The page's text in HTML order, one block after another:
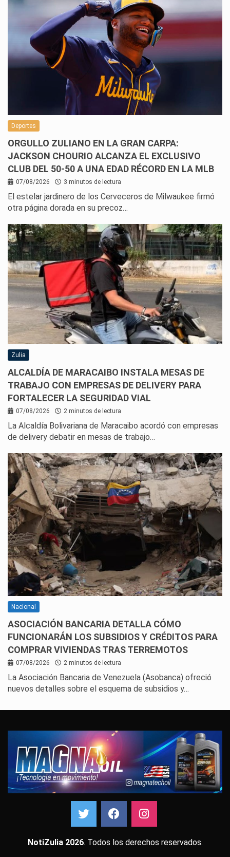
Deportes
ORGULLO ZULIANO EN LA GRAN CARPA:
JACKSON CHOURIO ALCANZA EL EXCLUSIVO
CLUB DEL 50-50 A UNA EDAD RÉCORD EN LA MLB
07/08/2026 3 minutos de lectura
El estelar jardinero de los Cerveceros de Milwaukee firmó
otra página dorada en su precoz…
Zulia
ALCALDÍA DE MARACAIBO INSTALA MESAS DE
TRABAJO CON EMPRESAS DE DELIVERY PARA
FORTALECER LA SEGURIDAD VIAL
07/08/2026 2 minutos de lectura
La Alcaldía Bolivariana de Maracaibo acordó con empresas
de delivery debatir en mesas de trabajo…
Nacional
ASOCIACIÓN BANCARIA DETALLA CÓMO
FUNCIONARÁN LOS SUBSIDIOS Y CRÉDITOS PARA
COMPRAR VIVIENDAS TRAS TERREMOTOS
07/08/2026 2 minutos de lectura
La Asociación Bancaria de Venezuela (Asobanca) ofreció
nuevos detalles sobre el esquema de subsidios y…
NotiZulia 2026. Todos los derechos reservados.